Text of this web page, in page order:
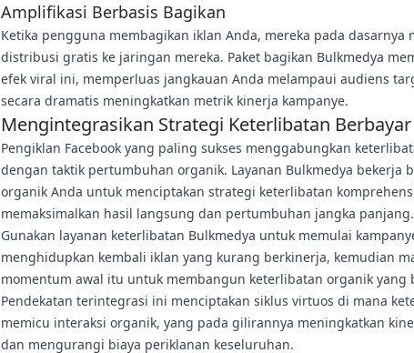
Amplifikasi Berbasis Bagikan
Ketika pengguna membagikan iklan Anda, mereka pada dasarnya
distribusi gratis ke jaringan mereka. Paket bagikan Bulkmedya
efek viral ini, memperluas jangkauan Anda melampaui audiens
secara dramatis meningkatkan metrik kinerja kampanye.
Mengintegrasikan Strategi Keterlibatan
Pengiklan Facebook yang paling sukses menggabungkan
dengan taktik pertumbuhan organik. Layanan Bulkmedya bekerja
organik Anda untuk menciptakan strategi keterlibatan
memaksimalkan hasil langsung dan pertumbuhan jangka panjang.
Gunakan layanan keterlibatan Bulkmedya untuk memulai
menghidupkan kembali iklan yang kurang berkinerja, kemudian
momentum awal itu untuk membangun keterlibatan organik yang
Pendekatan terintegrasi ini menciptakan siklus virtuos di mana
memicu interaksi organik, yang pada gilirannya meningkatkan
dan mengurangi biaya periklanan keseluruhan.